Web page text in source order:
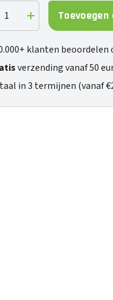
Verhoog
de
voor
Phono
klanten
verzending vanaf 50
in 3 termijnen (vanaf